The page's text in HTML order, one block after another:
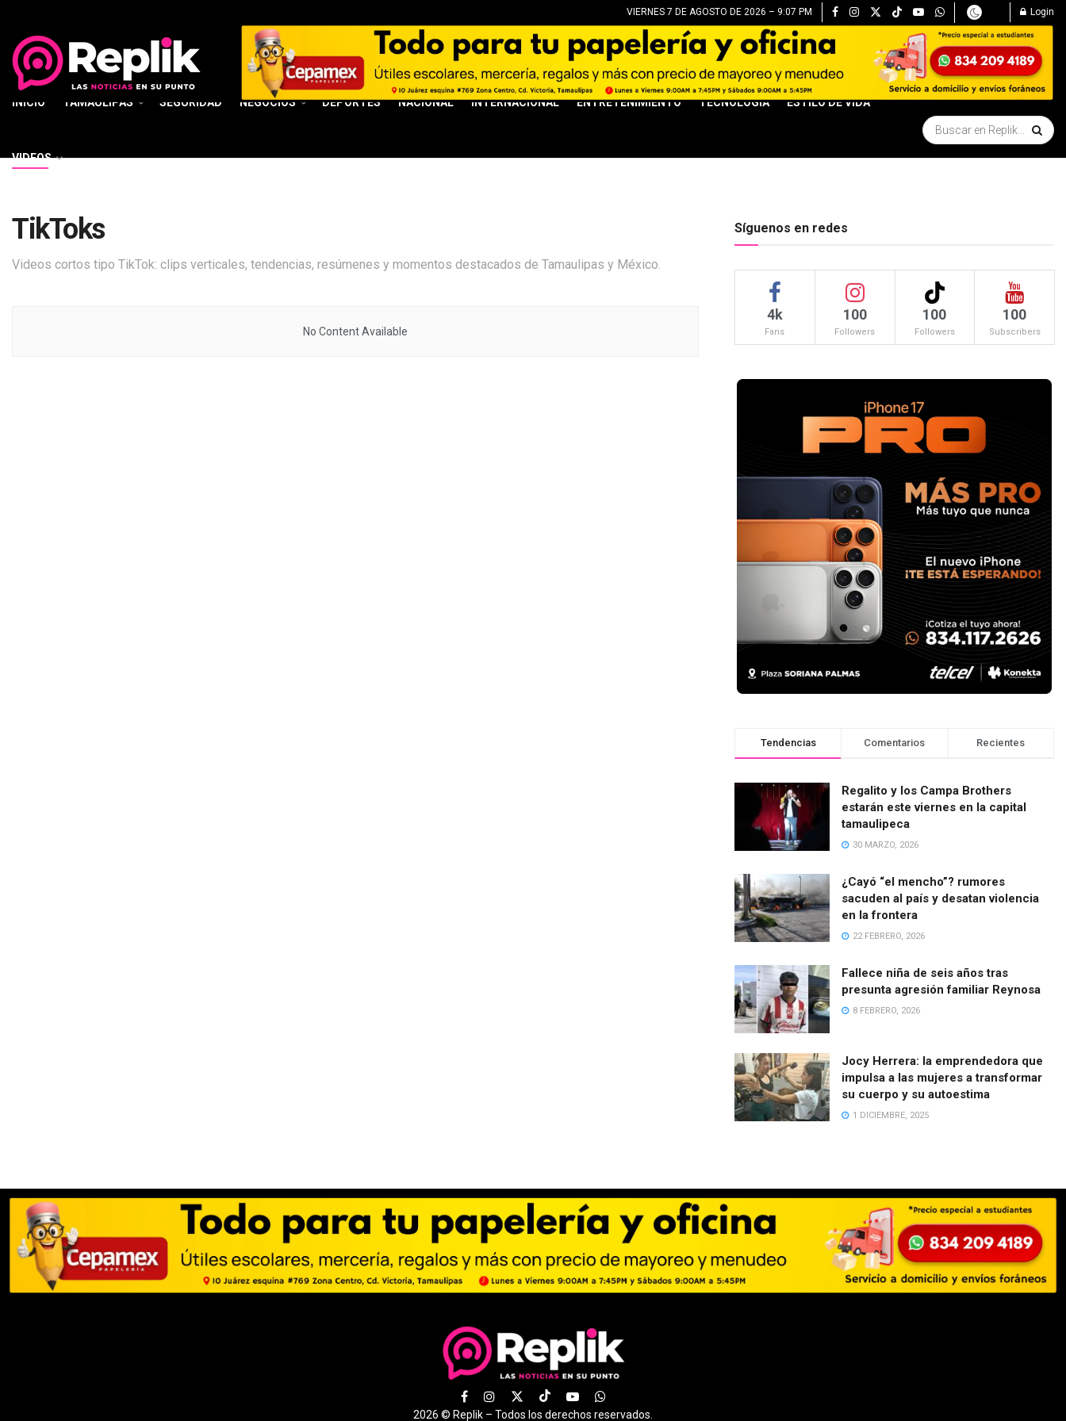
VIERNES 7 DE AGOSTO DE 2026 – 9:07 PM Login
INICIO TAMAULIPAS SEGURIDAD NEGOCIOS DEPORTES NACIONAL INTERNACIONAL ENTRETENIMIENTO TECNOLOGÍA ESTILO DE VIDA
VIDEOS
TikToks
Videos cortos tipo TikTok: clips verticales, tendencias, resúmenes y momentos destacados de Tamaulipas y México.
No Content Available
Síguenos en redes
4k
Fans
100
Followers
100
Followers
100
Subscribers
Tendencias Comentarios Recientes
Regalito y los Campa Brothers
estarán este viernes en la capital
tamaulipeca
30 MARZO, 2026
¿Cayó “el mencho”? rumores
sacuden al país y desatan violencia
en la frontera
22 FEBRERO, 2026
Fallece niña de seis años tras
presunta agresión familiar Reynosa
8 FEBRERO, 2026
Jocy Herrera: la emprendedora que
impulsa a las mujeres a transformar
su cuerpo y su autoestima
1 DICIEMBRE, 2025
2026 © Replik – Todos los derechos reservados.